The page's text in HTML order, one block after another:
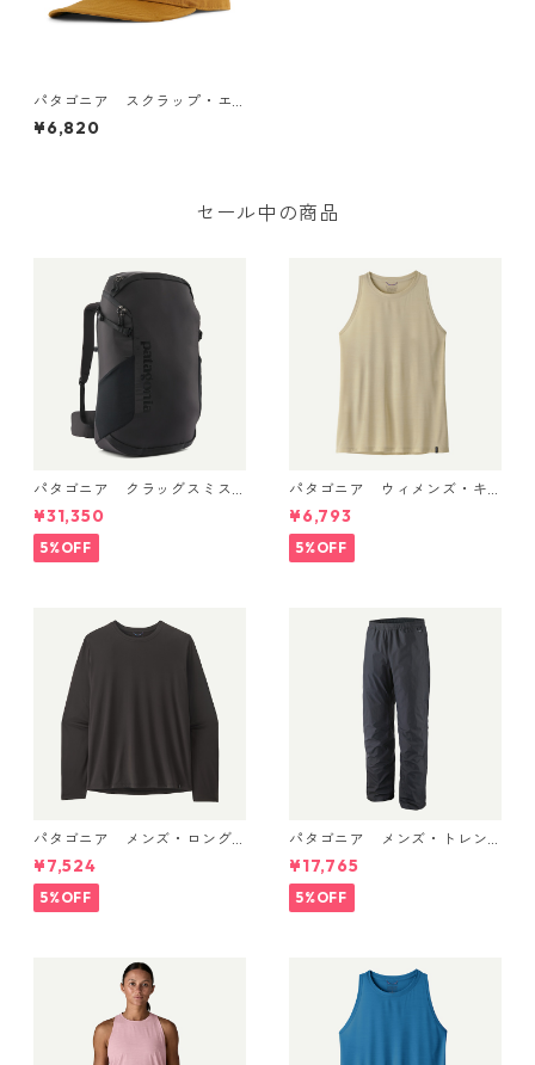
パタゴニア スクラップ・エ
ブリデー・キャップ （カラ
ー Shop Sticker: Oaks Brow
¥6,820
セール中の商品
パタゴニア クラッグスミス
パック 45L ブラック 48066 P
atagonia Cragsmith Pack 日
本正規品
¥31,350
5%OFF
パタゴニア ウィメンズ・キ
ャプリーン・クール・ウルト
ラ・タンク Pumice - Dyno W
hite X-Dye 44740 日本正規
品
¥6,793
5%OFF
パタゴニア メンズ・ロング
スリーブ・キャプリーン・ク
ール・デイリー・シャツ Black
¥7,524
5%OFF
パタゴニア メンズ・トレン
トシェル 3L・レイン・パンツ
（ショート） (カラー Black)
Patagonia Men's Torrentshe
ll 3L Rain Pants - Short 日本
¥17,765
5%OFF